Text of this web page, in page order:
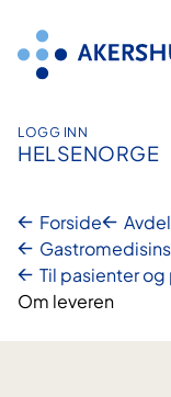
innhold
LOGG INN
HELSENORGE
Forside
Til pasienter
Om leveren